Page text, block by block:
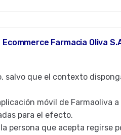
Farmacia Oliva
salvo que el contexto
móvil de Farmaoliva
para el efecto.
persona que acepta regirse